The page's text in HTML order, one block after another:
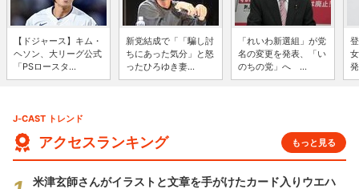
【ドジャース】キム・
ヘソン、大リーグ公式
「PSロースタ...
新党結成で「「騙し討
ちにあった気分」と怒
ったひろゆき妻...
「れいわ新選組」が党
名の変更を発表、「い
のちの党」へ ...
J-CAST トレンド
アクセスランキング もっと見る
米津玄師さんがイラストと文章を手がけたカード入りウエハ